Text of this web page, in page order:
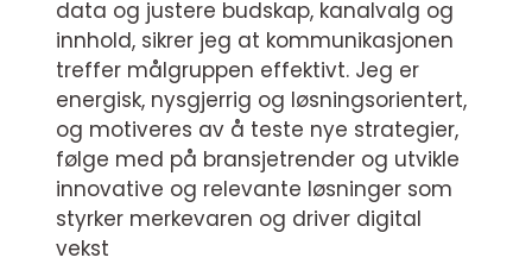
data og justere budskap, kanalvalg og
innhold, sikrer jeg at kommunikasjonen
treffer målgruppen effektivt. Jeg er
energisk, nysgjerrig og løsningsorientert,
og motiveres av å teste nye strategier,
følge med på bransjetrender og utvikle
innovative og relevante løsninger som
styrker merkevaren og driver digital
vekst